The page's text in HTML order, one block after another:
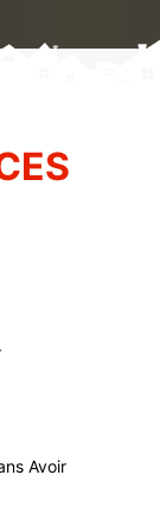
Avoir